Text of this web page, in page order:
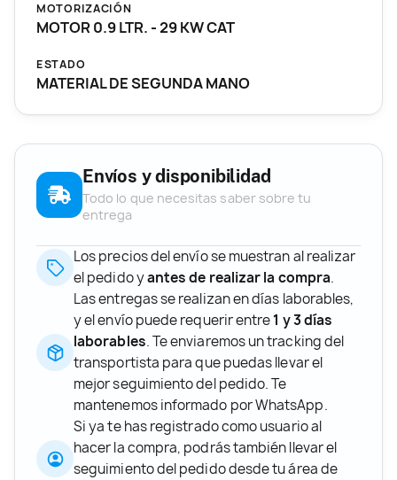
MOTORIZACIÓN
MOTOR 0.9 LTR. - 29 KW CAT
ESTADO
MATERIAL DE SEGUNDA MANO
Envíos y disponibilidad
Todo lo que necesitas saber sobre tu
entrega
Los precios del envío se muestran al realizar
el pedido yantes de realizar la compra.
Las entregas se realizan en días laborables,
y el envío puede requerir entre1 y 3 días
laborables. Te enviaremos un tracking del
transportista para que puedas llevar el
mejor seguimiento del pedido. Te
mantenemos informado por WhatsApp.
Si ya te has registrado como usuario al
hacer la compra, podrás también llevar el
seguimiento del pedido desde tu área de